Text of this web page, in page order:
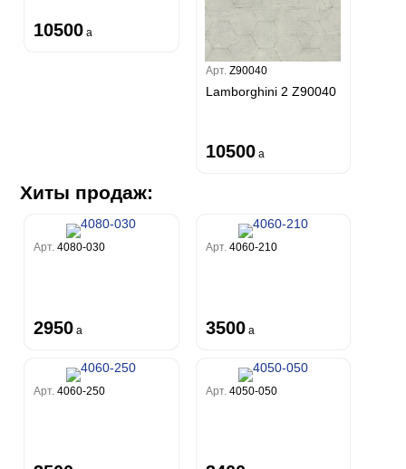
10500 a
Арт. Z90040
Lamborghini 2 Z90040
10500 a
Хиты продаж:
Арт.4080-030
2950 a
Арт. 4060-210
3500 a
Арт.4060-250 Арт. 4050-050